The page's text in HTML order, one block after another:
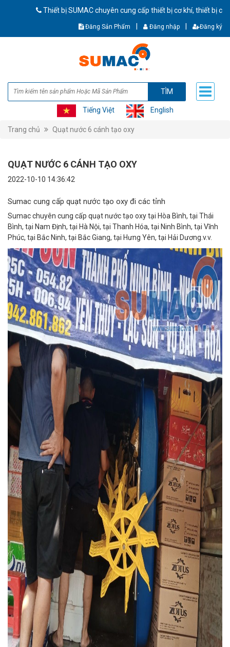
Thiết bị SUMAC chuyên cung cấp thiết bị cơ khí, thiết bị công
Đăng Sản Phẩm Đăng nhập Đăng ký
TÌM
Tiếng Việt English
Trang chủ Quạt nước 6 cánh tạo oxy
QUẠT NƯỚC 6 CÁNH TẠO OXY
2022-10-10 14:36:42
Sumac cung cấp quạt nước tạo oxy đi các tỉnh
Sumac chuyên cung cấp quạt nước tạo oxy tại Hòa Bình, tại Thái
Bình, tại Nam Định, tại Hà Nội, tại Thanh Hóa, tại Ninh Bình, tại Vĩnh
Phúc, tại Bắc Ninh, tại Bắc Giang, tại Hưng Yên, tại Hải Dương.v.v.